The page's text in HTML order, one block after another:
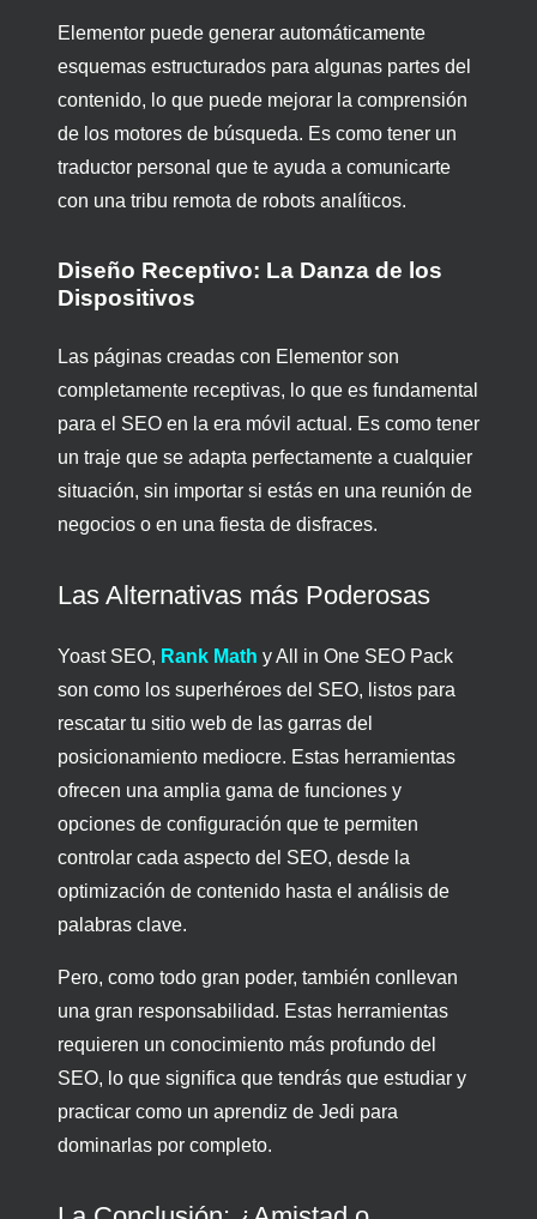
Elementor puede generar automáticamente
esquemas estructurados para algunas partes del
contenido, lo que puede mejorar la comprensión
de los motores de búsqueda. Es como tener un
traductor personal que te ayuda a comunicarte
con una tribu remota de robots analíticos.
Diseño Receptivo: La Danza de los
Dispositivos
Las páginas creadas con Elementor son
completamente receptivas, lo que es fundamental
para el SEO en la era móvil actual. Es como tener
un traje que se adapta perfectamente a cualquier
situación, sin importar si estás en una reunión de
negocios o en una fiesta de disfraces.
Las Alternativas más Poderosas
Yoast SEO, Rank Math y All in One SEO Pack
son como los superhéroes del SEO, listos para
rescatar tu sitio web de las garras del
posicionamiento mediocre. Estas herramientas
ofrecen una amplia gama de funciones y
opciones de configuración que te permiten
controlar cada aspecto del SEO, desde la
optimización de contenido hasta el análisis de
palabras clave.
Pero, como todo gran poder, también conllevan
una gran responsabilidad. Estas herramientas
requieren un conocimiento más profundo del
SEO, lo que significa que tendrás que estudiar y
practicar como un aprendiz de Jedi para
dominarlas por completo.